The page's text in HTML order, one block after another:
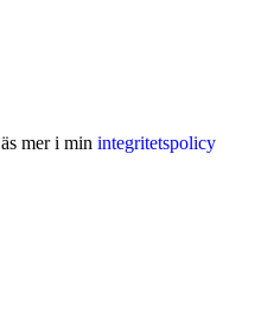
mer i min integritetspolicy